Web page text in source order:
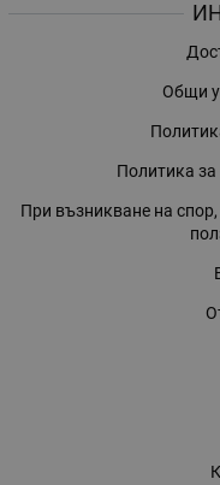
Общи
Политика за
При възникване на